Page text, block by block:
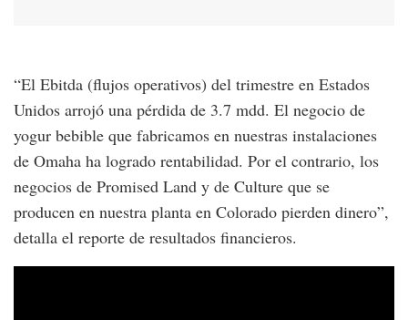
“El Ebitda (flujos operativos) del trimestre en Estados
Unidos arrojó una pérdida de 3.7 mdd. El negocio de
yogur bebible que fabricamos en nuestras instalaciones
de Omaha ha logrado rentabilidad. Por el contrario, los
negocios de Promised Land y de Culture que se
producen en nuestra planta en Colorado pierden dinero”,
detalla el reporte de resultados financieros.